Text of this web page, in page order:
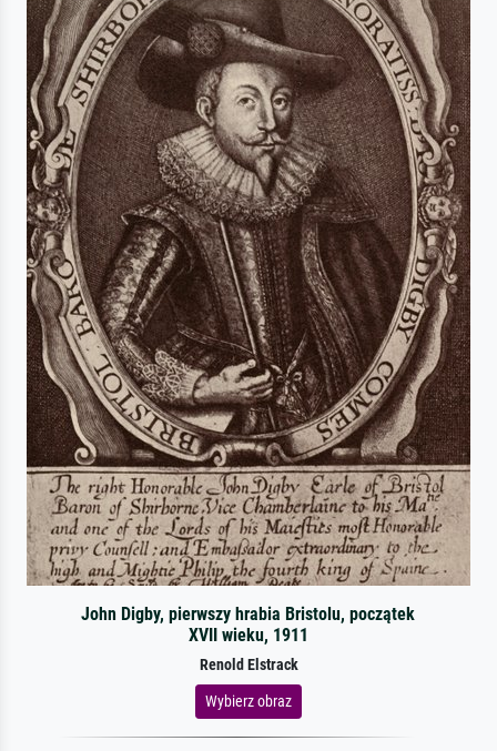
John Digby, pierwszy hrabia Bristolu, początek
XVII wieku, 1911
Renold Elstrack
Wybierz obraz